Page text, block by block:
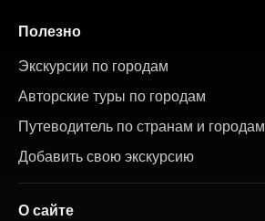
Полезно
Экскурсии по городам
Авторские туры по городам
Путеводитель по странам и городам
Добавить свою экскурсию
О сайте